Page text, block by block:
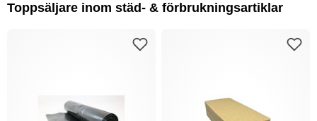
Toppsäljare inom städ- & förbrukningsartiklar